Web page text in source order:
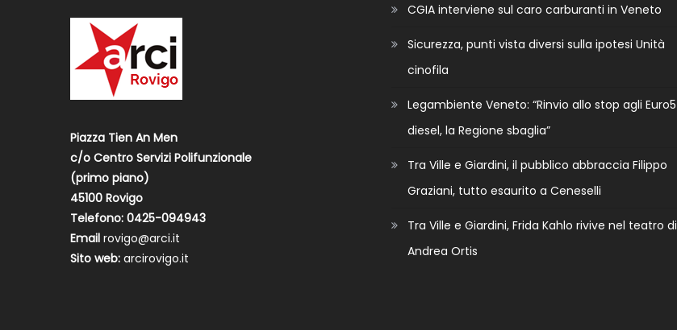
Piazza Tien An Men
c/o Centro Servizi Polifunzionale
(primo piano)
45100 Rovigo
Telefono: 0425-094943
Emailrovigo@arci.it
Sito web:arcirovigo.it
CGIA interviene sul caro carburanti in Veneto
Sicurezza, punti vista diversi sulla ipotesi Unità
cinofila
Legambiente Veneto: “Rinvio allo stop agli Euro5
diesel, la Regione sbaglia”
Tra Ville e Giardini, il pubblico abbraccia Filippo
Graziani, tutto esaurito a Ceneselli
Tra Ville e Giardini, Frida Kahlo rivive nel teatro di
Andrea Ortis